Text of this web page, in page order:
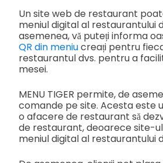
Un site web de restaurant
meniul digital al restaurantului
asemenea, vă puteți informa
QR din meniucreați pentru
restaurantul dvs. pentru a
mesei.
MENU TIGER permite, de
comande pe site. Acesta este
o afacere de restaurant să
de restaurant, deoarece site-
meniul digital al restaurantului